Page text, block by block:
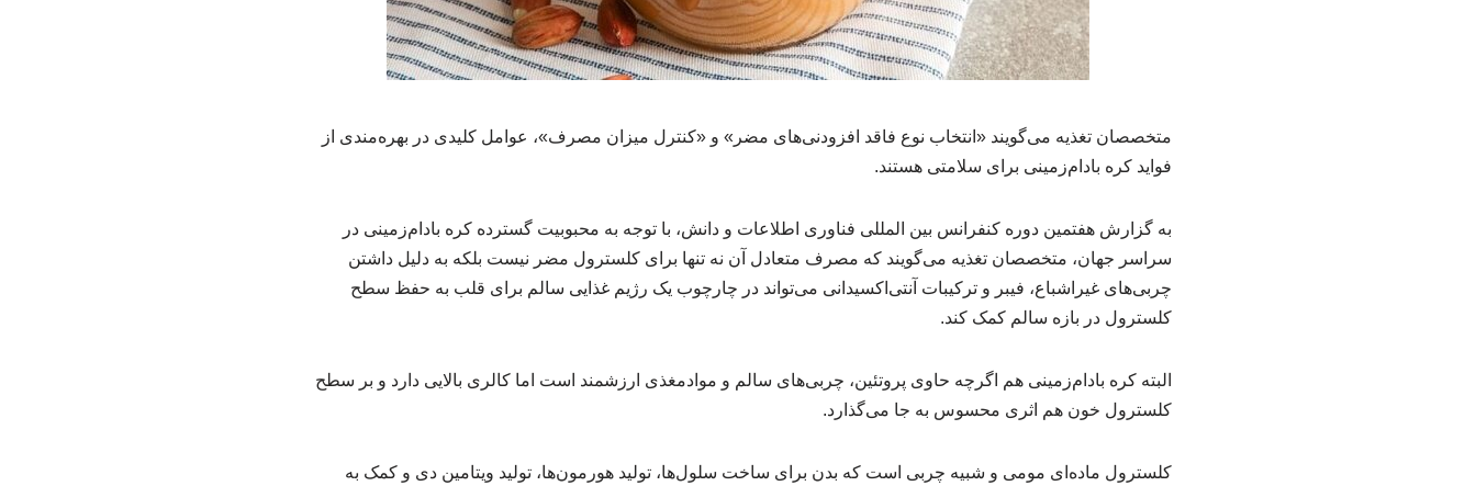
متخصصان تغذیه می‌گویند «انتخاب نوع فاقد افزودنی‌های مضر» و «کنترل میزان مصرف»، عوامل کلیدی در بهره‌مندی از
فواید کره بادام‌زمینی‌ برای سلامتی هستند.
به گزارش هفتمین دوره کنفرانس بین المللی فناوری اطلاعات و دانش، با توجه به محبوبیت گسترده کره بادام‌زمینی در
سراسر جهان، متخصصان تغذیه می‌گویند که مصرف متعادل آن نه‌ تنها برای کلسترول مضر نیست بلکه به دلیل داشتن
چربی‌های غیراشباع، فیبر و ترکیبات آنتی‌اکسیدانی می‌تواند در چارچوب یک رژیم غذایی سالم برای قلب به حفظ سطح
کلسترول در بازه سالم کمک کند.
البته کره بادام‌زمینی هم اگرچه حاوی پروتئین، چربی‌های سالم و موادمغذی ارزشمند است اما کالری بالایی دارد و بر سطح
کلسترول خون هم اثری محسوس به جا می‌گذارد.
کلسترول ماده‌ای مومی و شبیه چربی است که بدن برای ساخت سلول‌ها، تولید هورمون‌ها، تولید ویتامین دی و کمک به